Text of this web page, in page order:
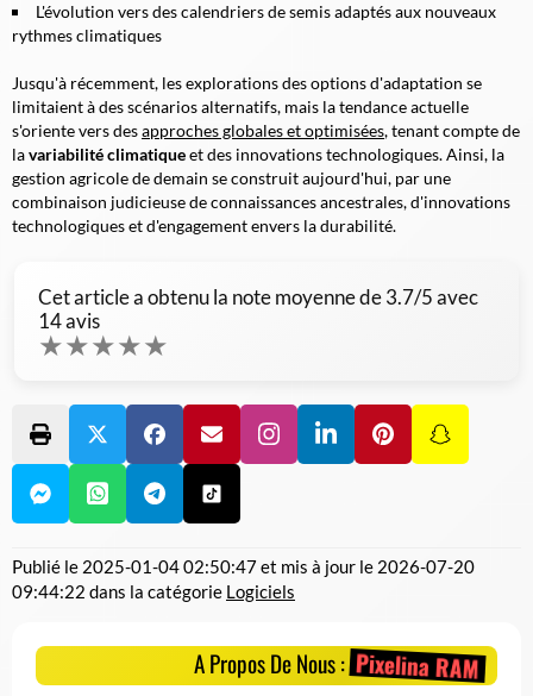
L'évolution vers des calendriers de semis adaptés aux nouveaux
rythmes climatiques
Jusqu'à récemment, les explorations des options d'adaptation se
limitaient à des scénarios alternatifs, mais la tendance actuelle
s'oriente vers desapproches globales et optimisées, tenant compte de
lavariabilité climatiqueet des innovations technologiques. Ainsi, la
gestion agricole de demain se construit aujourd'hui, par une
combinaison judicieuse de connaissances ancestrales, d'innovations
technologiques et d'engagement envers la durabilité.
Cet article a obtenu la note moyenne de3.7/5 avec
14avis
★★★★★
Publié le 2025-01-04 02:50:47et mis à jour le 2026-07-20
09:44:22 dans la catégorie Logiciels
A Propos De Nous :Pixelina RAM